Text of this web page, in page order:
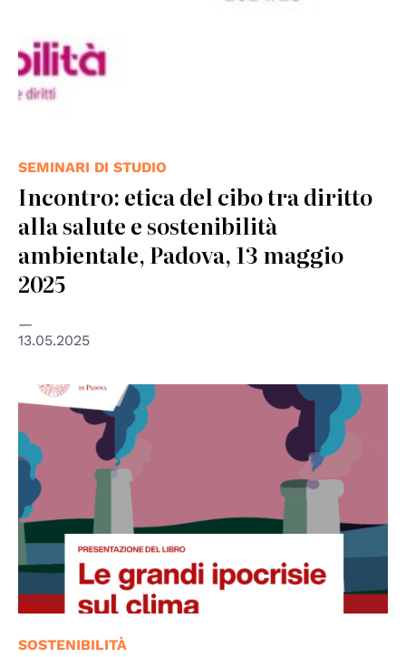
SEMINARI DI STUDIO
Incontro: etica del cibo tra diritto
alla salute e sostenibilità
ambientale, Padova, 13 maggio
2025
13.05.2025
SOSTENIBILITÀ